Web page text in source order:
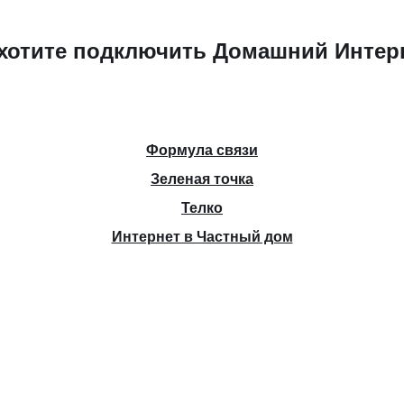
подключить Домашний
Формула связи
Зеленая точка
Телко
Интернет в Частный дом